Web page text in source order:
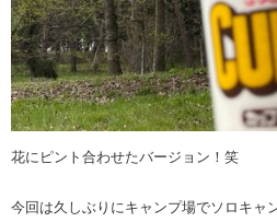
花にピント合わせたバージョン！笑
今回は久しぶりにキャンプ場でソロキャ